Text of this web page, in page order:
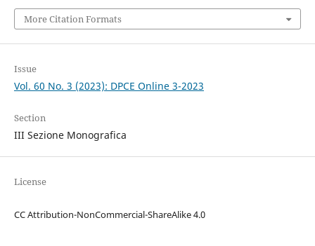
More Citation Formats
Issue
Vol. 60 No. 3 (2023): DPCE Online 3-2023
Section
III Sezione Monografica
License
CC Attribution-NonCommercial-ShareAlike 4.0